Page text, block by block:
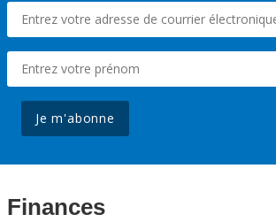
Je m'abonne
Finances